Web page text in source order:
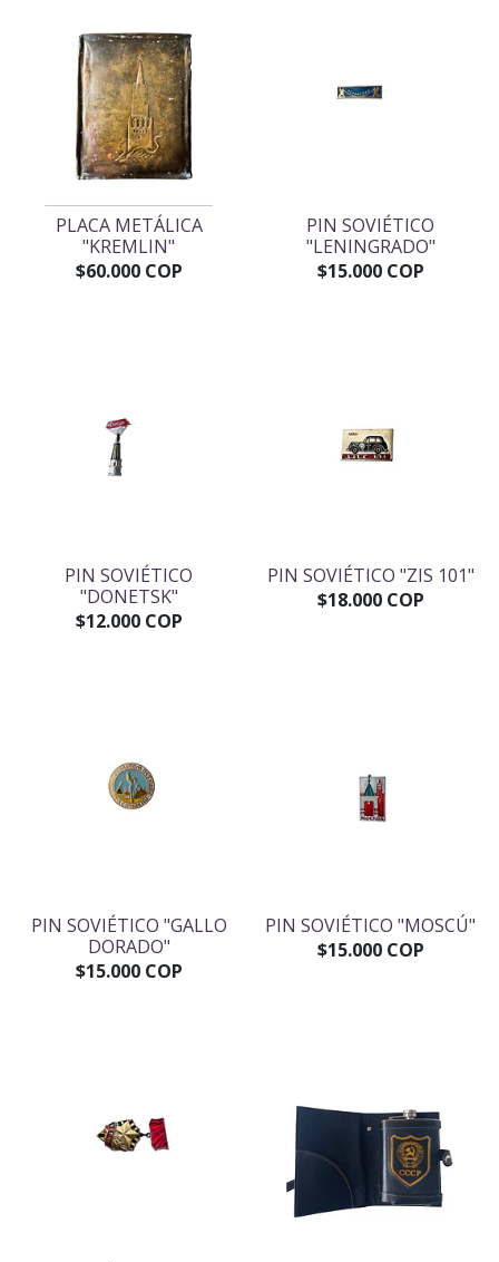
PLACA METÁLICA
"KREMLIN"
$60.000 COP
PIN SOVIÉTICO
"LENINGRADO"
$15.000 COP
PIN SOVIÉTICO
"DONETSK"
$12.000 COP
PIN SOVIÉTICO "ZIS 101"
$18.000 COP
PIN SOVIÉTICO "GALLO
DORADO"
$15.000 COP
PIN SOVIÉTICO "MOSCÚ"
$15.000 COP